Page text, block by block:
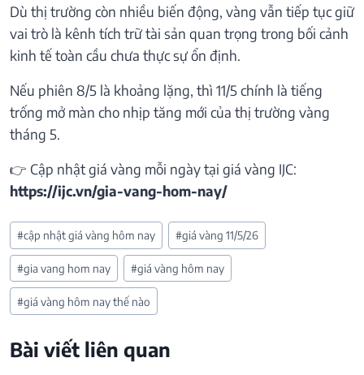
Dù thị trường còn nhiều biến động, vàng vẫn tiếp tục giữ
vai trò là kênh tích trữ tài sản quan trọng trong bối cảnh
kinh tế toàn cầu chưa thực sự ổn định.
Nếu phiên 8/5 là khoảng lặng, thì 11/5 chính là tiếng
trống mở màn cho nhịp tăng mới của thị trường vàng
tháng 5.
👉 Cập nhật giá vàng mỗi ngày tại giá vàng IJC:
https://ijc.vn/gia-vang-hom-nay/
Post
Tags:
#cập nhật giá vàng hôm nay #giá vàng 11/5/26
#gia vang hom nay #giá vàng hôm nay
#giá vàng hôm nay thế nào
Bài viết liên quan